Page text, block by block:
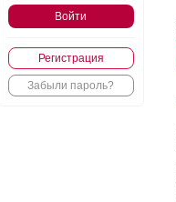
Регистрация
Забыли пароль?